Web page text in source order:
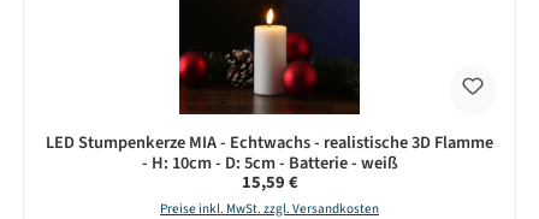
LED Stumpenkerze MIA - Echtwachs - realistische 3D Flamme
- H: 10cm - D: 5cm - Batterie - weiß
Regulärer Preis:
15,59 €
Preise inkl. MwSt. zzgl. Versandkosten